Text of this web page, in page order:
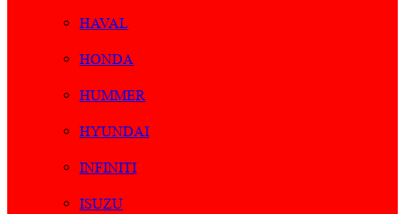
HAVAL
HONDA
HUMMER
HYUNDAI
INFINITI
ISUZU